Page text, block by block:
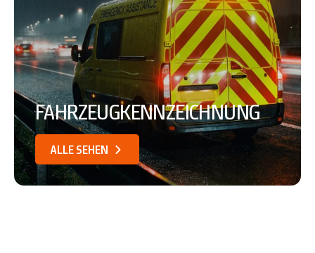
FAHRZEUGKENNZEICHNUNG
ALLE SEHEN